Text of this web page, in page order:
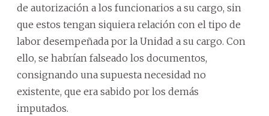
de autorización a los funcionarios a su cargo, sin
que estos tengan siquiera relación con el tipo de
labor desempeñada por la Unidad a su cargo. Con
ello, se habrían falseado los documentos,
consignando una supuesta necesidad no
existente, que era sabido por los demás
imputados.